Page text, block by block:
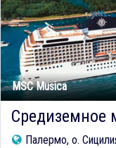
MSC Musica
Средиземное
Палермо, о.